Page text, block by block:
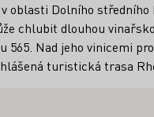
oblasti Dolního středního
chlubit dlouhou
565. Nad jeho vinicemi
turistická trasa